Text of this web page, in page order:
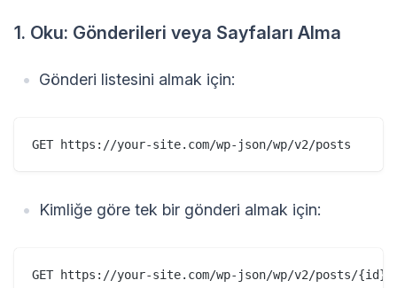
1. Oku: Gönderileri veya Sayfaları Alma
Gönderi listesini almak için:
Kimliğe göre tek bir gönderi almak için: